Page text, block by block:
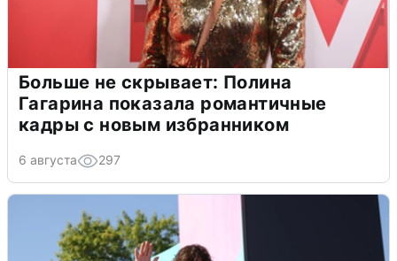
Больше не скрывает: Полина
Гагарина показала романтичные
кадры с новым избранником
6 августа 297